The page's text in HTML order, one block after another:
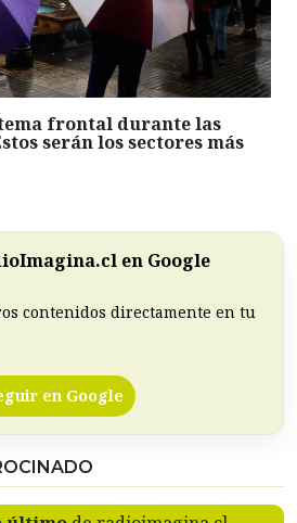
frontal durante las
serán los sectores más
en Google
contenidos directamente en tu
en Google